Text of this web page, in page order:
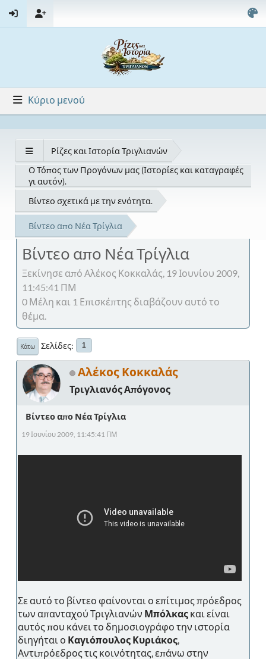
Κύριο μενού
Ρίζες και Ιστορία Τριγλιανών
Ο Τόπος των Προγόνων μας (Ιστορίες και καταγραφές
γι αυτόν).
Βίντεο σχετικά με την ενότητα.
Βίντεο απο Νέα Τρίγλια
Βίντεο απο Νέα Τρίγλια
Ξεκίνησε από Αλέκος Κοκκαλάς, 19 Ιουνίου 2009,
11:45:41 ΠΜ
0 Μέλη και 1 Επισκέπτης διαβάζουν αυτό το
θέμα.
Κάτω Σελίδες 1
Αλέκος Κοκκαλάς
Τριγλιανός Απόγονος
Βίντεο απο Νέα Τρίγλια
19 Ιουνίου 2009, 11:45:41 ΠΜ
Σε αυτό το βίντεο φαίνονται ο επίτιμος πρόεδρος
των απανταχού Τριγλιανών Μπόλκας και είναι
αυτός που κάνει το δημοσιογράφο την ιστορία
διηγήται ο Καγιόπουλος Κυριάκος
Αντιπρόεδρος τις κοινότητας, επάνω στην